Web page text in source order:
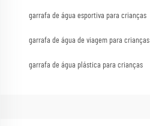
garrafa de água esportiva para crianças
garrafa de água de viagem para crianças
garrafa de água plástica para crianças